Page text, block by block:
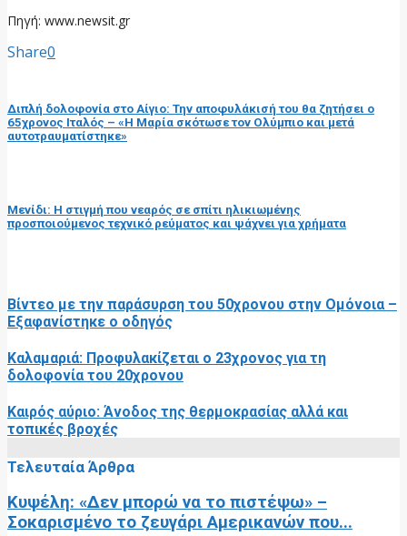
Πηγή: www.newsit.gr
Share0
Διπλή δολοφονία στο Αίγιο: Την αποφυλάκισή του θα ζητήσει ο
65χρονος Ιταλός – «Η Μαρία σκότωσε τον Ολύμπιο και μετά
αυτοτραυματίστηκε»
Μενίδι: Η στιγμή που νεαρός σε σπίτι ηλικιωμένης
προσποιούμενος τεχνικό ρεύματος και ψάχνει για χρήματα
Βίντεο με την παράσυρση του 50χρονου στην Ομόνοια –
Εξαφανίστηκε ο οδηγός
Καλαμαριά: Προφυλακίζεται ο 23χρονος για τη
δολοφονία του 20χρονου
Καιρός αύριο: Άνοδος της θερμοκρασίας αλλά και
τοπικές βροχές
Τελευταία Άρθρα
Κυψέλη: «Δεν μπορώ να το πιστέψω» –
Σοκαρισμένο το ζευγάρι Αμερικανών που...